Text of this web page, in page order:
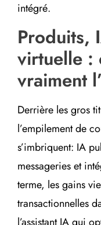
intégré.
Produits,
virtuelle :
vraiment
Derrière les gros
l’empilement de
s’imbriquent: IA
messageries et
terme, les gains
transactionnelles
l’assistant IA qui